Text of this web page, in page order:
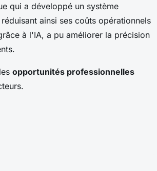
qui a développé un système
ainsi ses coûts opérationnels
à l'IA, a pu améliorer la précision
opportunités professionnelles